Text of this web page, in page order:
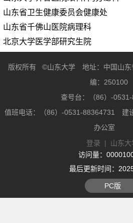
山东省卫生健康委员会健康处
山东省千佛山医院病理科
北京大学医学部研究生院
版权所有 ©山东大学 地址：中国山
编：250100
查号台：（86）-
值班电话：（86）-0531-88364731 建
办公室
登录 | 山东大
访问量：
最后更新时间：
PC版